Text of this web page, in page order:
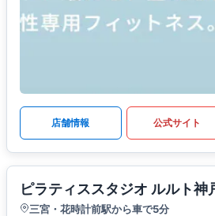
店舗情報 公式サイト
ピラティススタジオ ルルト神
三宮・花時計前駅から車で5分